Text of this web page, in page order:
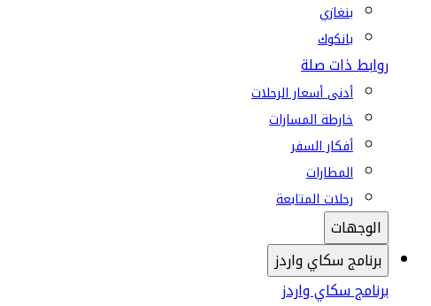
بنغازي
بانكوك
روابط ذات صلة
أدنى أسعار الرحلات
خارطة المسارات
أفكار السفر
المطارات
رحلات المتابعة
الوجهات
برنامج سكاي واردز
برنامج سكاي واردز